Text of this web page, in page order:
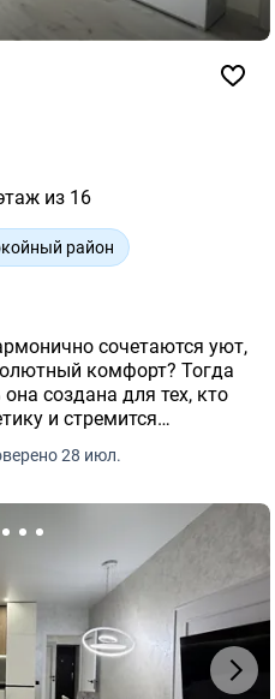
из 16
район
сочетаются уют,
комфорт? Тогда
создана для тех, кто
и стремится
28 июл.